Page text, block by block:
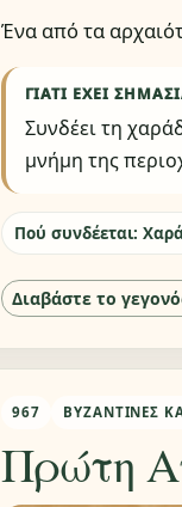
Ένα από τα
ΓΙΑΤΊ ΈΧΕΙ
Συνδέει τη
μνήμη της
Πού συνδέεται:
Διαβάστε το
967 ΒΥΖΑΝΤΙΝΈΣ
Πρώτη